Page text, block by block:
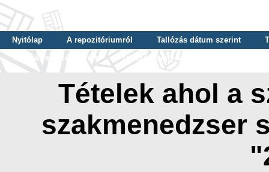
Nyitólap A repozitóriumról Tallózás dátum szerint
Tallózás szerző szerint
Tallózás nyelv szerint
Tételek ahol a
szakmenedzser